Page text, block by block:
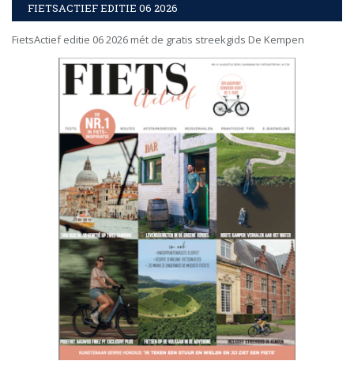
FIETSACTIEF EDITIE 06 2026
FietsActief editie 06 2026 mét de gratis streekgids De Kempen